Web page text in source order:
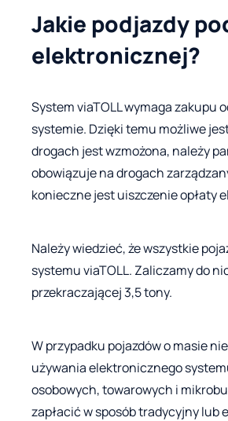
Jakie podjazdy
elektronicznej?
System viaTOLL wymaga zakupu
systemie. Dzięki temu możliwe
drogach jest wzmożona, należy
obowiązuje na drogach
konieczne jest uiszczenie opłaty
Należy wiedzieć, że wszystkie
systemu viaTOLL. Zaliczamy do
przekraczającej 3,5 tony.
W przypadku pojazdów o masie
używania elektronicznego
osobowych, towarowych i
zapłacić w sposób tradycyjny